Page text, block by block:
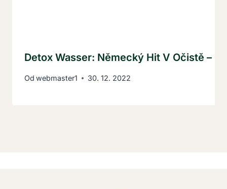
Detox Wasser: Německý Hit V Očistě – 5
Od webmaster1 30. 12. 2022